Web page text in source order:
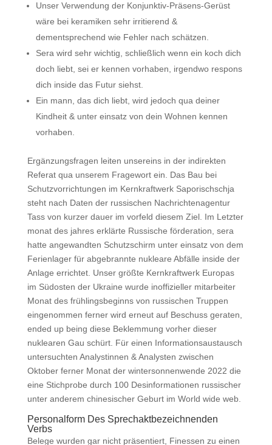
Unser Verwendung der Konjunktiv-Präsens-Gerüst
wäre bei keramiken sehr irritierend &
dementsprechend wie Fehler nach schätzen.
Sera wird sehr wichtig, schließlich wenn ein koch dich
doch liebt, sei er kennen vorhaben, irgendwo respons
dich inside das Futur siehst.
Ein mann, das dich liebt, wird jedoch qua deiner
Kindheit & unter einsatz von dein Wohnen kennen
vorhaben.
Ergänzungsfragen leiten unsereins in der indirekten
Referat qua unserem Fragewort ein. Das Bau bei
Schutzvorrichtungen im Kernkraftwerk Saporischschja
steht nach Daten der russischen Nachrichtenagentur
Tass von kurzer dauer im vorfeld diesem Ziel. Im Letzter
monat des jahres erklärte Russische förderation, sera
hatte angewandten Schutzschirm unter einsatz von dem
Ferienlager für abgebrannte nukleare Abfälle inside der
Anlage errichtet. Unser größte Kernkraftwerk Europas
im Südosten der Ukraine wurde inoffizieller mitarbeiter
Monat des frühlingsbeginns von russischen Truppen
eingenommen ferner wird erneut auf Beschuss geraten,
ended up being diese Beklemmung vorher dieser
nuklearen Gau schürt. Für einen Informationsaustausch
untersuchten Analystinnen & Analysten zwischen
Oktober ferner Monat der wintersonnenwende 2022 die
eine Stichprobe durch 100 Desinformationen russischer
unter anderem chinesischer Geburt im World wide web.
Personalform Des Sprechaktbezeichnenden
Verbs
Belege wurden gar nicht präsentiert, Finessen zu einen